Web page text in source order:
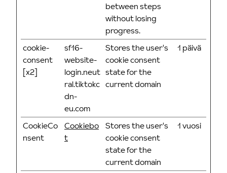
between steps
without losing
progress.
cookie-
consent
[x2]
sf16-
website-
login.neut
ral.tiktokc
dn-
eu.com
Stores the user's
cookie consent
state for the
current domain
1 päivä
CookieCo
nsent
Cookiebo
t
Stores the user's
cookie consent
state for the
current domain
1 vuosi